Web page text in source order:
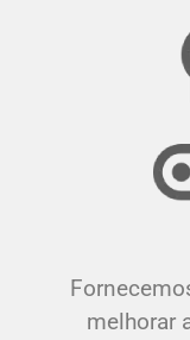
melhorar